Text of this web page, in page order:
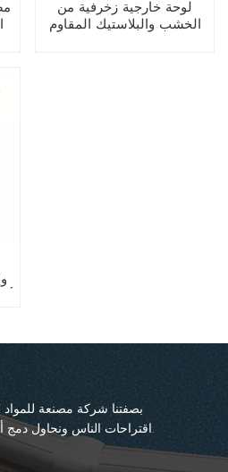
لوحة خارجية زخرفية من
الخشب والبلاستيك المقاوم
بصفتنا شركة مصنعة للمواد
اقتراحات الناس ونحاول دمج أفكارهم مع الواقع كأسلوب حياة.